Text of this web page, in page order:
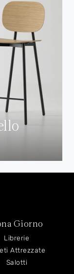
Giorno
Librerie
Attrezzate
Salotti